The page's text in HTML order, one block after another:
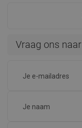
Vraag ons